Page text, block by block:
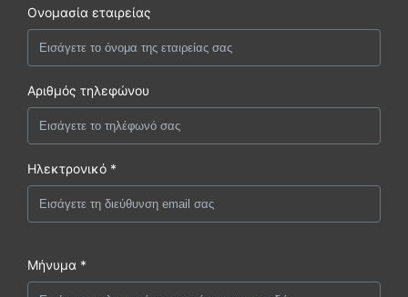
Ονομασία εταιρείας
Αριθμός τηλεφώνου
Ηλεκτρονικό *
Μήνυμα *